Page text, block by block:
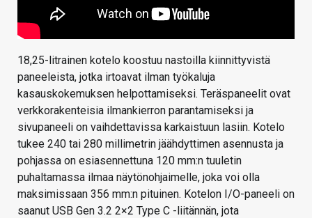
18,25-litrainen kotelo koostuu nastoilla kiinnittyvistä
paneeleista, jotka irtoavat ilman työkaluja
kasauskokemuksen helpottamiseksi. Teräspaneelit ovat
verkkorakenteisia ilmankierron parantamiseksi ja
sivupaneeli on vaihdettavissa karkaistuun lasiin. Kotelo
tukee 240 tai 280 millimetrin jäähdyttimen asennusta ja
pohjassa on esiasennettuna 120 mm:n tuuletin
puhaltamassa ilmaa näytönohjaimelle, joka voi olla
maksimissaan 356 mm:n pituinen. Kotelon I/O-paneeli on
saanut USB Gen 3.2 2×2 Type C -liitännän, jota